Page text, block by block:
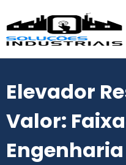
Elevador
Valor:
Engenharia